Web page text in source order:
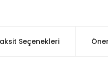
Seçenekleri